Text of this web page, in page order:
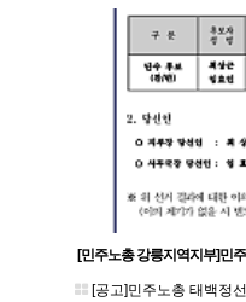
[민주노총 강릉지역지부]민
[공고]민주노총 태백정선지